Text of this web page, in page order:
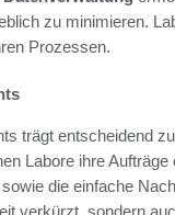
zu minimieren.
Prozessen.
trägt entscheidend
Labore ihre
die einfache